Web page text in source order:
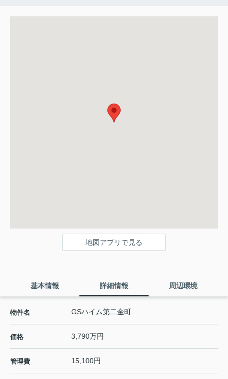
地図アプリで見る
基本情報 詳細情報 周辺環境
物件名 GSハイム第二金町
価格 3,790万円
管理費 15,100円